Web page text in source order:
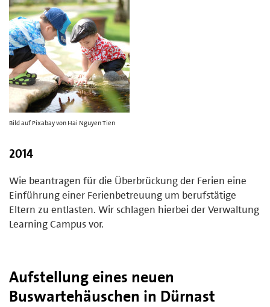
Bild auf Pixabay von Hai Nguyen Tien
2014
Wie beantragen für die Überbrückung der Ferien eine
Einführung einer Ferienbetreuung um berufstätige
Eltern zu entlasten. Wir schlagen hierbei der Verwaltung
Learning Campus vor.
Aufstellung eines neuen
Buswartehäuschen in Dürnast